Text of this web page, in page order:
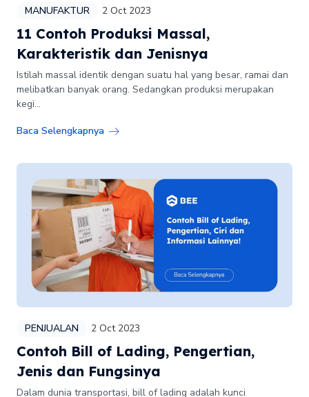
MANUFAKTUR 2 Oct 2023
11 Contoh Produksi Massal,
Karakteristik dan Jenisnya
Istilah massal identik dengan suatu hal yang besar, ramai dan
melibatkan banyak orang. Sedangkan produksi merupakan
kegi...
Baca Selengkapnya
PENJUALAN 2 Oct 2023
Contoh Bill of Lading, Pengertian,
Jenis dan Fungsinya
Dalam dunia transportasi, bill of lading adalah kunci